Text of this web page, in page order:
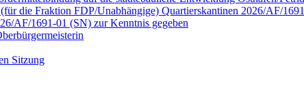
die Fraktion FDP/Unabhängige) Quartierskantinen 2026/AF/
AF/1691-01 (SN) zur Kenntnis gegeben
Sitzung